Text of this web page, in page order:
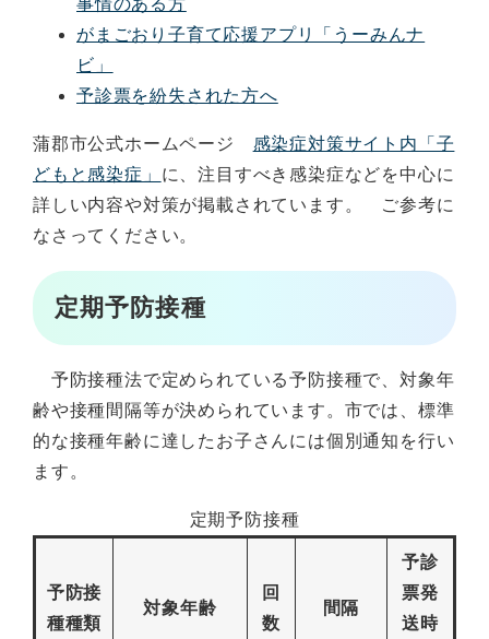
がまごおり子育て応援アプリ「うーみんナ
ビ」
予診票を紛失された方へ
蒲郡市公式ホームページ 感染症対策サイト内「子
どもと感染症」 に、注目すべき感染症などを中心に
詳しい内容や対策が掲載されています。 ご参考に
なさってください。
定期予防接種
予防接種法で定められている予防接種で、対象年
齢や接種間隔等が決められています。市では、標準
的な接種年齢に達したお子さんには個別通知を行い
ます。
定期予防接種
予防接
種種類
対象年齢
回
数
間隔
予診
票発
送時